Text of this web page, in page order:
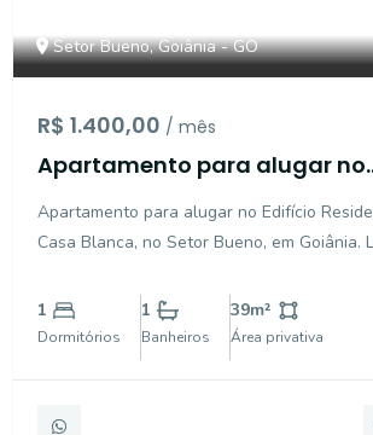
Setor Bueno, Goiânia - GO
R$ 1.400,00 / mês
Apartamento para alugar no
Setor Bueno, em Goiânia -
Apartamento para alugar no Edifício
Casa Blanca, no Setor Bueno, em Goiânia.
banheiro social, sala, cozinha com armários,
serviço e não dispõe de vaga de garagem.
1
Dormitórios
1
Banheiros
39m²
Área privativa